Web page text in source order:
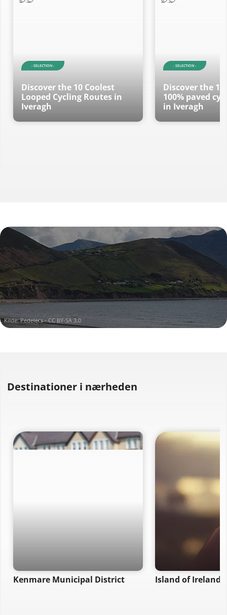
- SELECTION -
Discover the 10 Coolest
Looped Cycling Routes in
Iveragh
- SELECTION -
Discover the
100% paved
in Iveragh
Kilde:Pedelecs - CC BY-SA 3.0
Destinationer i nærheden
Kenmare Municipal District Island of Ireland